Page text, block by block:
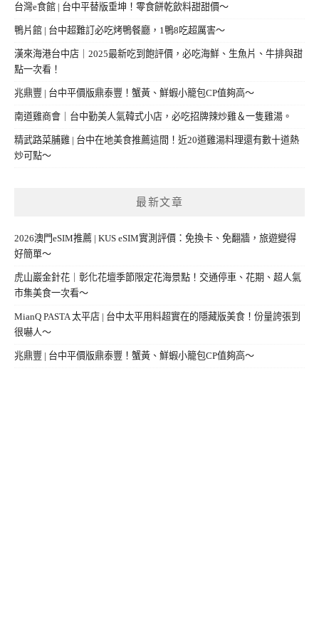
台灣e食館 | 台中平替版垂坤！零食餅乾飲料甜甜價～
鴨片館 | 台中超難訂必吃烤鴨餐廳，1鴨8吃超厲害～
漢來海港台中店｜2025最新吃到飽評價，必吃海鮮、生魚片、牛排與甜
點一次看！
兆鼎豐 | 台中平價版鼎泰豐！蟹黃、鮮蝦小籠包CP值夠高～
南道雞商會｜台中勤美人氣韓式小店，必吃招牌辣炒雞＆一隻雞湯。
精武路菜脯雞 | 台中在地美食推薦這間！近20道雞湯料理還有數十道熱
炒可點～
最新文章
2026澳門eSIM推薦 | KUS eSIM實測評價：免換卡、免翻牆，旅遊變得
好簡單～
虎山巖金針花｜彰化花壇季節限定花海景點！交通停車、花期、超人氣
市集美食一次看～
MianQ PASTA 太平店 | 台中太平用料超實在的隱藏版美食！份量誇張到
很嚇人～
兆鼎豐 | 台中平價版鼎泰豐！蟹黃、鮮蝦小籠包CP值夠高～